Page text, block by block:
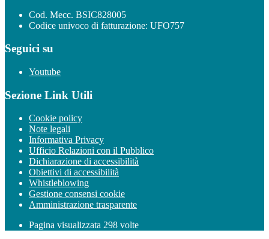
Cod. Mecc. BSIC828005
Codice univoco di fatturazione: UFO757
Seguici su
Youtube
Sezione Link Utili
Cookie policy
Note legali
Informativa Privacy
Ufficio Relazioni con il Pubblico
Dichiarazione di accessibilità
Obiettivi di accessibilità
Whistleblowing
Gestione consensi cookie
Amministrazione trasparente
Pagina visualizzata 298 volte